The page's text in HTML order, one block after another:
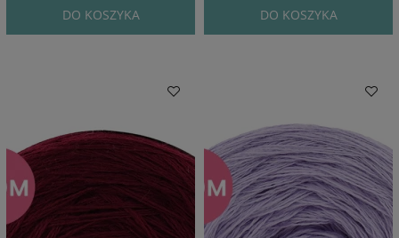
DO KOSZYKA DO KOSZYKA